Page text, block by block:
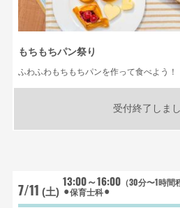
もちもちパン祭り
ふわふわもちもちパンを作って食べよう！
受付終了しま
7/11 (土)
13:00～16:00（30分〜1
⚫︎保育士科⚫︎